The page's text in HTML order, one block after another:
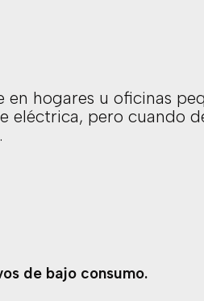
hogares u oficinas
eléctrica, pero cuando
de bajo consumo.